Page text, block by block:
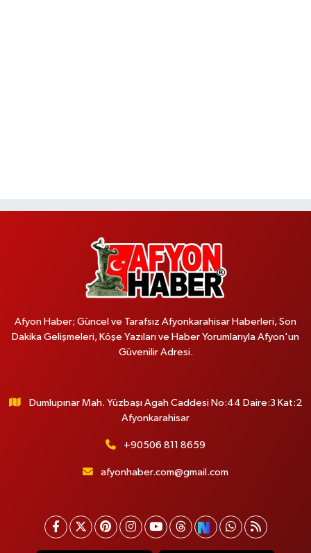
Afyon Haber; Güncel ve Tarafsız Afyonkarahisar Haberleri, Son
Dakika Gelişmeleri, Köşe Yazıları ve Haber Yorumlarıyla Afyon'un
Güvenilir Adresi.
Dumlupınar Mah. Yüzbaşı Agah Caddesi No:44 Daire:3 Kat:2
Afyonkarahisar
+90506 811 8659
afyonhaber.com@gmail.com